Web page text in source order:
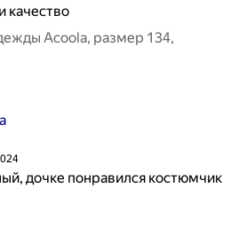
качество
Acoola, размер 134,
дочке понравился костюмчик